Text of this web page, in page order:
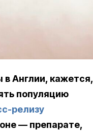
Англии, кажется,
популяцию
релизу
— препарате,